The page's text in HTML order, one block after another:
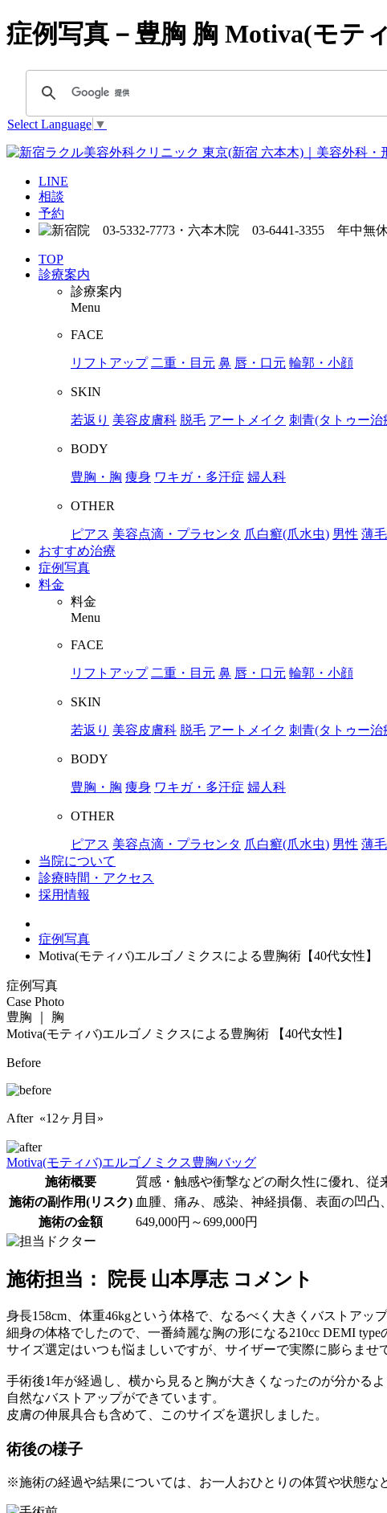
症例写真－豊胸 胸 Motiva(モテ
Select Language ▼
LINE
相談
予約
TOP
診療案内
診療案内
Menu
FACE
リフトアップ 二重・目元 鼻 唇・口元 輪郭・小顔
SKIN
若返り 美容皮膚科 脱毛 アートメイク 刺青(タトゥー治
BODY
豊胸・胸 痩身 ワキガ・多汗症 婦人科
OTHER
ピアス 美容点滴・プラセンタ 爪白癬(爪水虫) 男性 薄
おすすめ治療
症例写真
料金
料金
Menu
FACE
リフトアップ 二重・目元 鼻 唇・口元 輪郭・小顔
SKIN
若返り 美容皮膚科 脱毛 アートメイク 刺青(タトゥー治
BODY
豊胸・胸 痩身 ワキガ・多汗症 婦人科
OTHER
ピアス 美容点滴・プラセンタ 爪白癬(爪水虫) 男性 薄
当院について
診療時間・アクセス
採用情報
症例写真
Motiva(モティバ)エルゴノミクスによる豊胸術【40代女性】
症例写真
Case Photo
豊胸 ｜ 胸
Motiva(モティバ)エルゴノミクスによる豊胸術
【40代女性】
Before
After «12ヶ月目»
Motiva(モティバ)エルゴノミクス豊胸バッグ
施術概要
質感・触感や衝撃などの耐久性に優れ、従
施術の副作用(リスク) 血腫、痛み、感染、神経損傷、表面の凹凸
施術の金額
649,000円～699,000円
施術担当： 院長 山本厚志 コメント
身長158cm、体重46kgという体格で、なるべく大きくバストアッ
細身の体格でしたので、一番綺麗な胸の形になる210cc DEMI
サイズ選定はいつも悩ましいですが、サイザーで実際に膨らませ
手術後1年が経過し、横から見ると胸が大きくなったのが分かるよ
自然なバストアップができています。
皮膚の伸展具合も含めて、このサイズを選択しました。
術後の様子
※施術の経過や結果については、お一人おひとりの体質や状態な